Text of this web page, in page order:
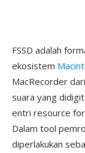
FSSD adalah
ekosistem
MacRecorder
suara yang
entri resource
Dalam tool
diperlakukan